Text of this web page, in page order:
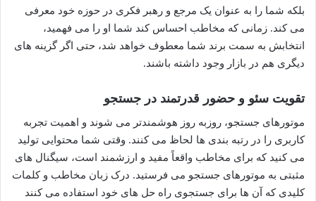
بلکه شما را به عنوان یک مرجع و رهبر فکری در حوزه خود معرفی
می کند. زمانی که مخاطب احساس کند شما او را می فهمید،
انتخابش به سمت برند شما معطوف خواهد شد، حتی اگر گزینه های
دیگری هم در بازار وجود داشته باشند.
تقویت سئو و حضور قدرتمند در جستجو
موتورهای جستجو، روزبه روز هوشمندتر می شوند و اهمیت تجربه
کاربری را در رتبه بندی ها لحاظ می کنند. وقتی شما محتوایی تولید
می کنید که برای مخاطب واقعاً مفید و ارزشمند است، سیگنال های
مثبتی به موتورهای جستجو می فرستید. درک زبان مخاطب و کلمات
کلیدی که آن ها برای جستجوی راه حل های خود استفاده می کنند